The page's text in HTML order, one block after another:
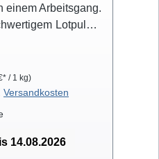
einem Arbeitsgang.
Lotpulver
über die
Stannol Tippy
und höchstens
sich, je näher
/ 1 kg)
Versandkosten
14.08.2026